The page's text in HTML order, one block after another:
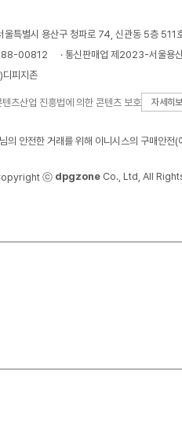
특별시 용산구 청파로 74, 신관동 5층 511
88-00812
· 통신판매업 제2023-서울
디피지존
텐츠산업 진흥법에 의한 콘텐츠 보호 자세히
의 안전한 거래를 위해 이니시스의 구매안전
ⓒ dpgzone Co., Ltd, All